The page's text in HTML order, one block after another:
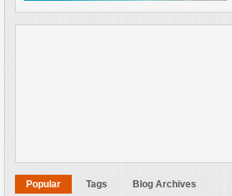
Popular Tags Blog Archives